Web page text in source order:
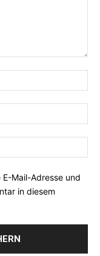
Mail-Adresse und
in diesem